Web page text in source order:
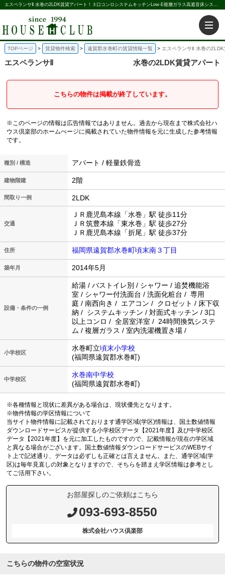
エスペランサⅡ 水巻の2LDK賃貸アパート！３口コンロシステムキッチンLow-E複層ガラス高遮音床システムエアコン｜株式会社ハウス倶楽部
TOPページ 賃貸物件検索 遠賀郡水巻町の賃貸情報一覧 エスペランサⅡ 水巻の
エスペランサⅡ 水巻の2LDK賃貸アパート
こちらの物件は掲載が終了しています。
※このページの情報は広告情報ではありません。過去から現在まで株式会社ハ
ウス倶楽部のホームぺージに掲載されていた物件情報を元に生成した参考情報
です。
種別 / 構造 アパート / 軽量鉄骨造
建物階建 2階
間取り一例 2LDK
交通
ＪＲ鹿児島本線「水巻」駅 徒歩11分
ＪＲ筑豊本線「東水巻」駅 徒歩27分
ＪＲ鹿児島本線「折尾」駅 徒歩37分
住所 福岡県遠賀郡水巻町頃末南３丁目
築年月 2014年5月
設備・条件の一例
給湯 / バストイレ別 / シャワー / 追焚機能浴
室 / シャワー付洗面台 / 洗面化粧台 / 専用
庭 / 南西向き / エアコン / クロゼット / 床下収
納 / システムキッチン / 対面式キッチン / 3口
以上コンロ / 全居室洋室 / 24時間換気システ
ム / 複層ガラス / 室内洗濯機置き場 /
小学校区
水巻町立頃末小学校
(福岡県遠賀郡水巻町)
中学校区
水巻南中学校
(福岡県遠賀郡水巻町)
※各種情報と現状に差異がある場合は、現状優先となります。
※物件情報の学区情報について
当サイト物件情報に記載されております通学区域(学区)情報は、国土数値情報
ダウンロードサービスが提供する小学校区データ【2021年度】及び中学校区
データ【2021年度】を元に加工したものですので、記載情報が現在の学区域
と異なる場合がございます。国土数値情報ダウンロードサービスのWEBサイ
ト上で記述通り、データは必ずしも正確とは言えません。また、通学区域(学
区)は毎年見直しの対象となりますので、そちらを踏まえ学区情報は参考とし
てご活用下さい。
お部屋探しのご依頼はこちら
093-693-8550
株式会社ハウス倶楽部
こちらの物件の空室状況